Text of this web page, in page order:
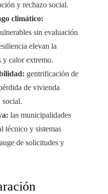
y rechazo social.
climático:
sin evaluación
elevan la
y calor extremo.
gentrificación de
de vivienda
social.
las municipalidades
técnico y sistemas
de solicitudes y